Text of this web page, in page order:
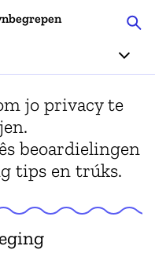
jo privacy te
beoardielingen
tips en trúks.